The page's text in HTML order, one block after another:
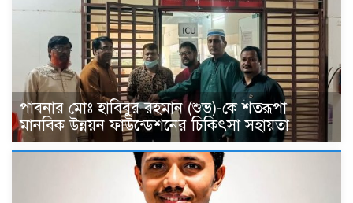
পাবনার মোঃ হাবিবুর রহমান (শুভ)-কে শতরূপা
মানবিক উন্নয়ন ফাউন্ডেশনের চিকিৎসা সহায়তা